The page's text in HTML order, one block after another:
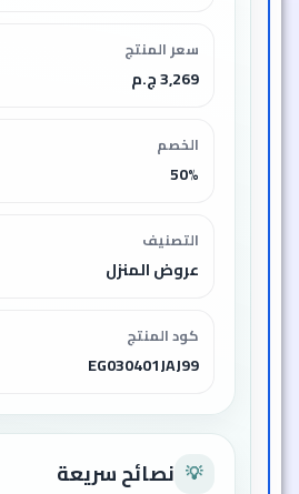
سعر المنتج
3,269 ج.م
الخصم
50%
التصنيف
عروض المنزل
كود المنتج
EG030401JAJ99
💡 نصائح سريعة